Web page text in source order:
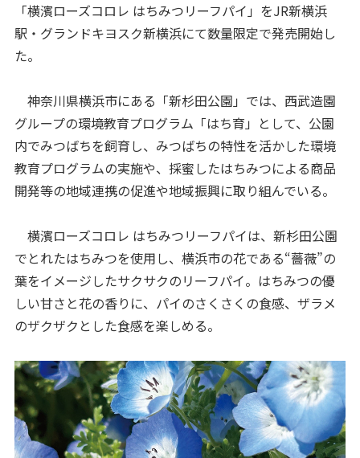
「横濱ローズコロレ はちみつリーフパイ」をJR新横浜
駅・グランドキヨスク新横浜にて数量限定で発売開始し
た。
神奈川県横浜市にある「新杉田公園」では、西武造園
グループの環境教育プログラム「はち育」として、公園
内でみつばちを飼育し、みつばちの特性を活かした環境
教育プログラムの実施や、採蜜したはちみつによる商品
開発等の地域連携の促進や地域振興に取り組んでいる。
横濱ローズコロレ はちみつリーフパイは、新杉田公園
でとれたはちみつを使用し、横浜市の花である“薔薇”の
葉をイメージしたサクサクのリーフパイ。はちみつの優
しい甘さと花の香りに、パイのさくさくの食感、ザラメ
のザクザクとした食感を楽しめる。